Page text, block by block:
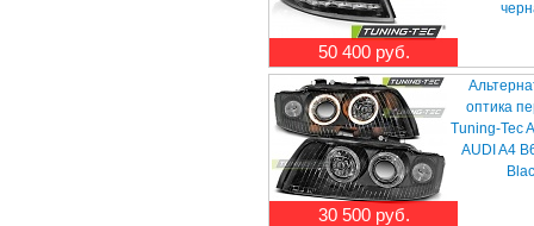
50 400 руб.
30 500 руб.
оптика
Tuning-Tec
AUDI A4